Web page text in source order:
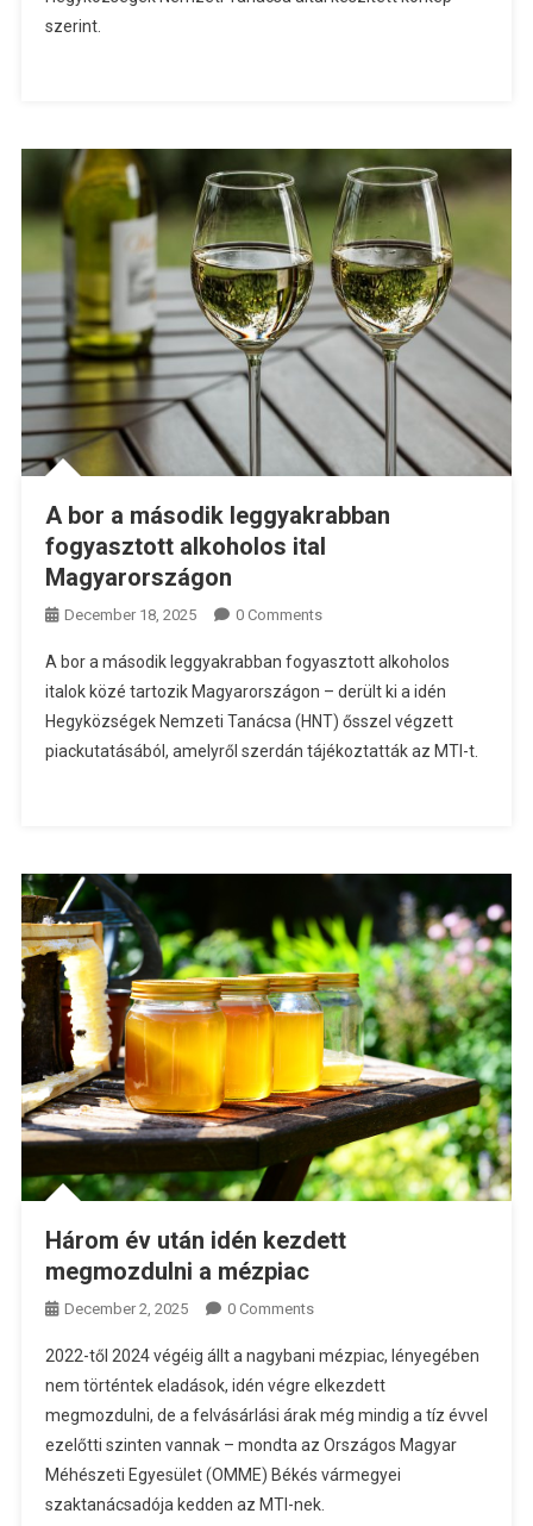
szerint.
A bor a második leggyakrabban
fogyasztott alkoholos ital
Magyarországon
December 18, 2025 0 Comments
A bor a második leggyakrabban fogyasztott alkoholos
italok közé tartozik Magyarországon – derült ki a idén
Hegyközségek Nemzeti Tanácsa (HNT) ősszel végzett
piackutatásából, amelyről szerdán tájékoztatták az MTI-t.
Három év után idén kezdett
megmozdulni a mézpiac
December 2, 2025 0 Comments
2022-től 2024 végéig állt a nagybani mézpiac, lényegében
nem történtek eladások, idén végre elkezdett
megmozdulni, de a felvásárlási árak még mindig a tíz évvel
ezelőtti szinten vannak – mondta az Országos Magyar
Méhészeti Egyesület (OMME) Békés vármegyei
szaktanácsadója kedden az MTI-nek.